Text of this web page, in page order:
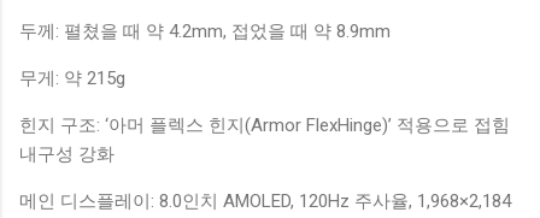
두께: 펼쳤을 때 약 4.2mm, 접었을 때 약 8.9mm
무게: 약 215g
힌지 구조: ‘아머 플렉스 힌지(Armor FlexHinge)’ 적용으로 접힘
내구성 강화
메인 디스플레이: 8.0인치 AMOLED, 120Hz 주사율, 1,968×2,184